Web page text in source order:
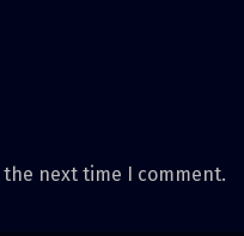
next time I comment.